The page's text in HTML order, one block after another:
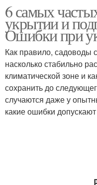
6 самых
укрытии и
Ошибки при
Как правило, садоводы
насколько стабильно
климатической зоне и
сохранить до
случаются даже у
какие ошибки